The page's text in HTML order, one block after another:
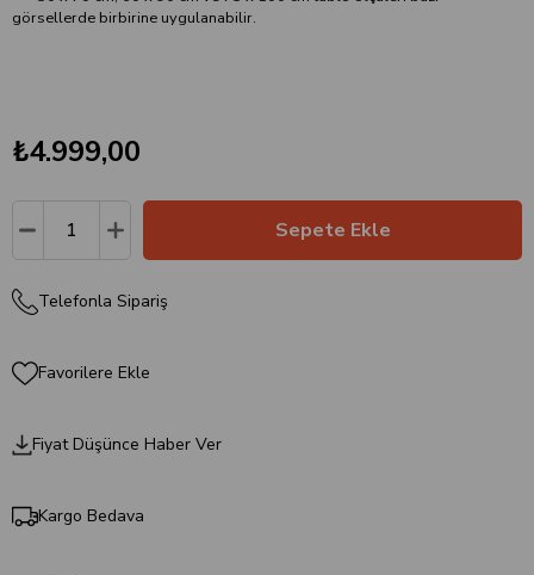
görsellerde birbirine uygulanabilir.
₺4.999,00
Telefonla Sipariş
Favorilere Ekle
Fiyat Düşünce Haber Ver
Kargo Bedava